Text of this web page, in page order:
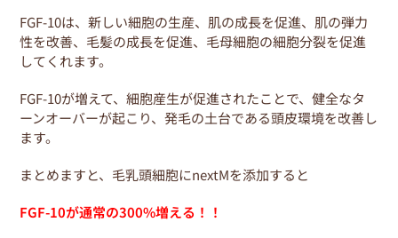
FGF-10は、新しい細胞の生産、肌の成長を促進、肌の弾力
性を改善、毛髪の成長を促進、毛母細胞の細胞分裂を促進
してくれます。
FGF-10が増えて、細胞産生が促進されたことで、健全なタ
ーンオーバーが起こり、発毛の土台である頭皮環境を改善し
ます。
まとめますと、毛乳頭細胞にnextMを添加すると
FGF-10が通常の300%増える！！